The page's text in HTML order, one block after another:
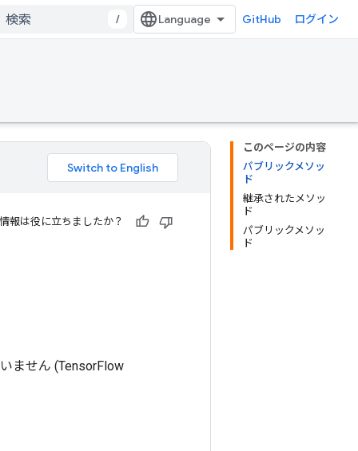
/ GitHub ログイン
このページの内容
パブリックメソッ
ド
継承されたメソッ
ド
パブリックメソッ
ド
報は役に立ちましたか？
ません (TensorFlow